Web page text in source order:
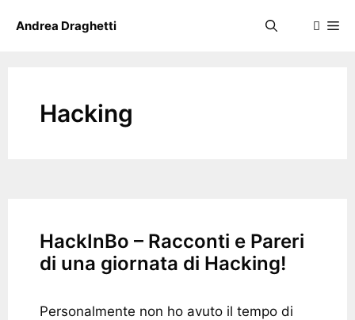
Andrea Draghetti
Hacking
HackInBo – Racconti e Pareri
di una giornata di Hacking!
Personalmente non ho avuto il tempo di